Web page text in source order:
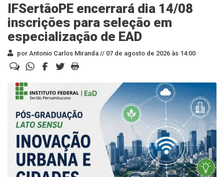
IFSertãoPE encerrará dia 14/08
inscrições para seleção em
especialização de EAD
por Antonio Carlos Miranda // 07 de agosto de 2026 às 14:00